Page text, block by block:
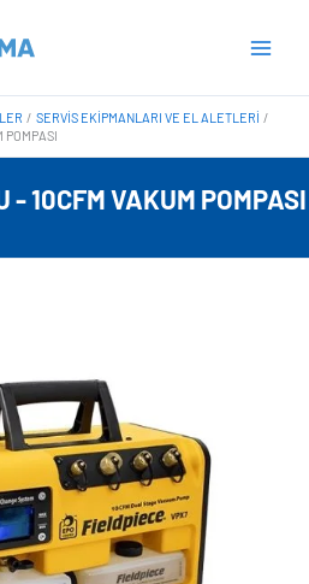
SERVIS EKIPMANLARI VE EL ALETLERI
POMPASI
- 10CFM VAKUM POMPASI